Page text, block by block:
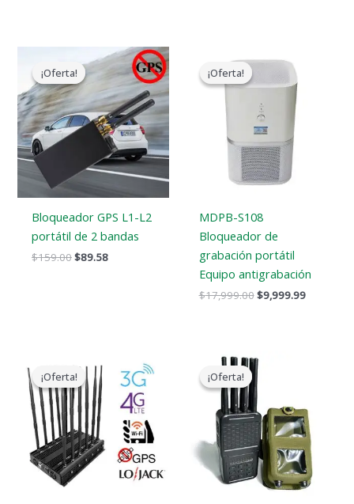
¡Oferta!
¡Oferta!
Bloqueador GPS L1-L2
portátil de 2 bandas
$159.00
precio
original
era:
$159.00.
$89.58
El
precio
actual
es:
$89.58.
¡Oferta!
¡Oferta!
MDPB-S108
Bloqueador de
grabación portátil
Equipo antigrabación
$17,999.00
precio
$17,999.00.
$9,999.99
¡Oferta!
¡Oferta!
precio
original
era:
$1,199.00.
precio
actual
es:
$609.99.
¡Oferta!
¡Oferta!
El
precio
original
era:
$769.00.$426.69.